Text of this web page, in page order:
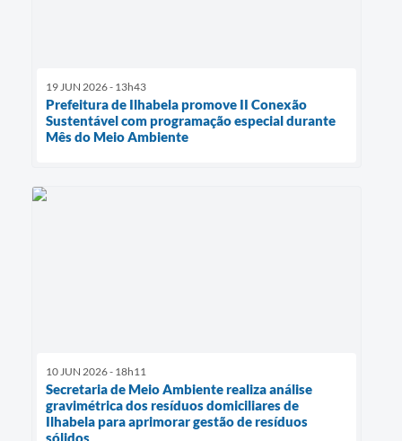
19 JUN 2026 - 13h43
Prefeitura de Ilhabela promove II Conexão
Sustentável com programação especial durante
Mês do Meio Ambiente
10 JUN 2026 - 18h11
Secretaria de Meio Ambiente realiza análise
gravimétrica dos resíduos domiciliares de
Ilhabela para aprimorar gestão de resíduos
sólidos